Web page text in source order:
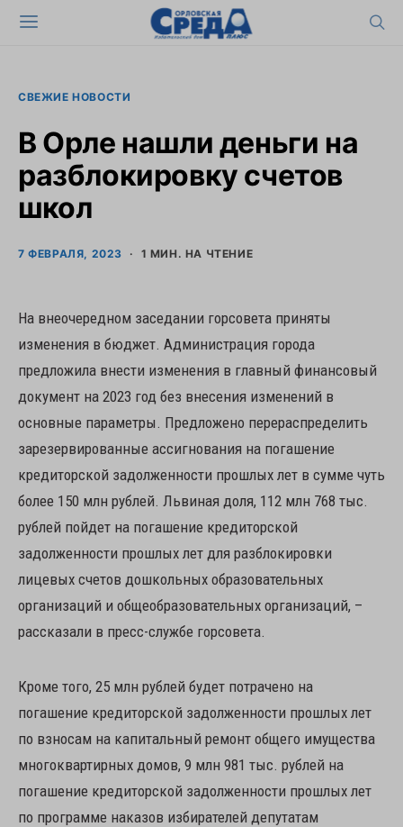
СВЕЖИЕ НОВОСТИ
В Орле нашли деньги на
разблокировку счетов
школ
7 ФЕВРАЛЯ, 2023 1 МИН. НА ЧТЕНИЕ
На внеочередном заседании горсовета приняты
изменения в бюджет. Администрация города
предложила внести изменения в главный финансовый
документ на 2023 год без внесения изменений в
основные параметры. Предложено перераспределить
зарезервированные ассигнования на погашение
кредиторской задолженности прошлых лет в сумме чуть
более 150 млн рублей. Львиная доля, 112 млн 768 тыс.
рублей пойдет на погашение кредиторской
задолженности прошлых лет для разблокировки
лицевых счетов дошкольных образовательных
организаций и общеобразовательных организаций, –
рассказали в пресс-службе горсовета.
Кроме того, 25 млн рублей будет потрачено на
погашение кредиторской задолженности прошлых лет
по взносам на капитальный ремонт общего имущества
многоквартирных домов, 9 млн 981 тыс. рублей на
погашение кредиторской задолженности прошлых лет
по программе наказов избирателей депутатам